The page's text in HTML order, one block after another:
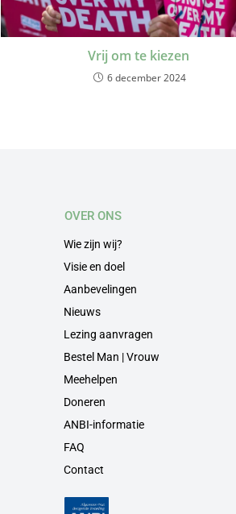
Vrij om te kiezen
6 december 2024
OVER ONS
Wie zijn wij?
Visie en doel
Aanbevelingen
Nieuws
Lezing aanvragen
Bestel Man | Vrouw
Meehelpen
Doneren
ANBI-informatie
FAQ
Contact